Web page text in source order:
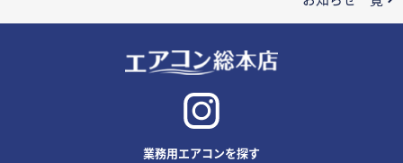
業務用エアコンを探す